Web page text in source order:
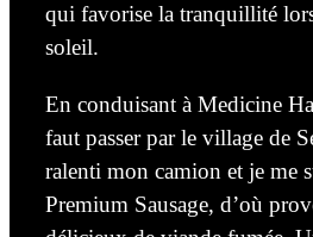
qui favorise la tranquillité
soleil.
En conduisant à Medicine
faut passer par le village de
ralenti mon camion et je me
Premium Sausage, d’où